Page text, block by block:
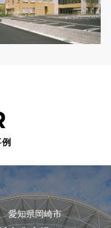
愛知県岡崎市